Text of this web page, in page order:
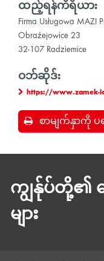
ထည့်ရန်ကိရိယာ:
Firma Usługowa MAZI
Obrażejowice 23
32-107 Radziemice
ဝဘ်ဆိုဒ်:
https://www.zamek-
စာမျက်နှာကို
ကျွန်ုပ်တို့၏
များ